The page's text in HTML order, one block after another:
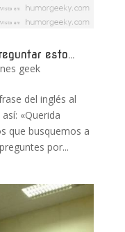
esto…
geek
del inglés al
«Querida
que busquemos a
por...